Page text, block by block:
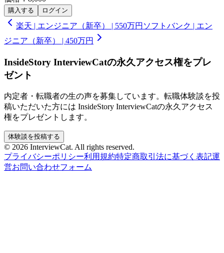
購入する ログイン
楽天 | エンジニア（新卒） | 550万円 ソフトバンク | エン
ジニア（新卒） | 450万円
InsideStory InterviewCatの永久アクセス権をプレ
ゼント
内定者・転職者の生の声を募集しています。転職体験談を投
稿いただいた方には InsideStory InterviewCatの永久アクセス
権をプレゼントします。
体験談を投稿する
© 2026 InterviewCat. All rights reserved.
プライバシーポリシー利用規約特定商取引法に基づく表記運
営お問い合わせフォーム